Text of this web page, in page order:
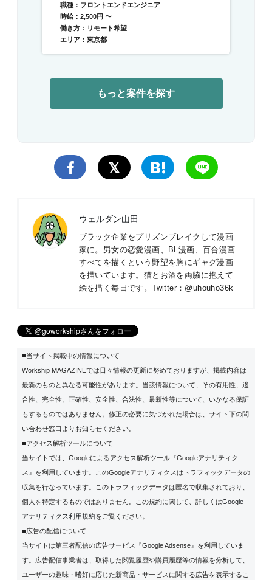
職種：フロントエンドエンジニア
時給：2,500円 〜
働き方：リモート希望
エリア：東京都
もっと案件を探す
ウェルダン山田
ブラック企業をプリズンブレイクして漫画
家に。男女の恋愛漫画、BL漫画、百合漫画
すべてを描くという野望を胸にギャグ漫画
を描いています。猫とお酒を両脇に抱えて
絵を描く毎日です。Twitter：@uhouho36k
■当サイト掲載中の情報について
Workship MAGAZINEでは日々情報の更新に努めておりますが、掲載内容は
最新のものと異なる可能性があります。当該情報について、その有用性、適
合性、完全性、正確性、安全性、合法性、最新性等について、いかなる保証
もするものではありません。修正の必要に気づかれた場合は、サイト下の問
い合わせ窓口よりお知らせください。
■アクセス解析ツールについて
当サイトでは、Googleによるアクセス解析ツール『Googleアナリティク
ス』を利用しています。このGoogleアナリティクスはトラフィックデータの
収集を行なっています。このトラフィックデータは匿名で収集されており、
個人を特定するものではありません。この規約に関して、詳しくはGoogle
アナリティクス利用規約をご覧ください。
■広告の配信について
当サイトは第三者配信の広告サービス『Google Adsense』を利用していま
す。広告配信事業者は、取得した閲覧履歴や購買履歴等の情報を分析して、
ユーザーの趣味・嗜好に応じた新商品・サービスに関する広告を表示するこ